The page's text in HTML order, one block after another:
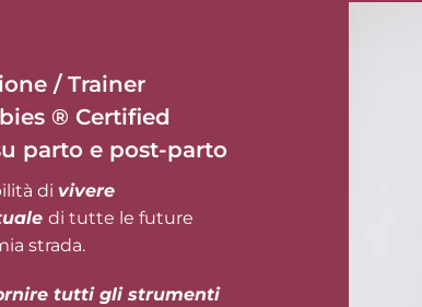
/ Trainer
® Certified
parto e post-parto
di vivere
di tutte le future
strada.
tutti gli strumenti